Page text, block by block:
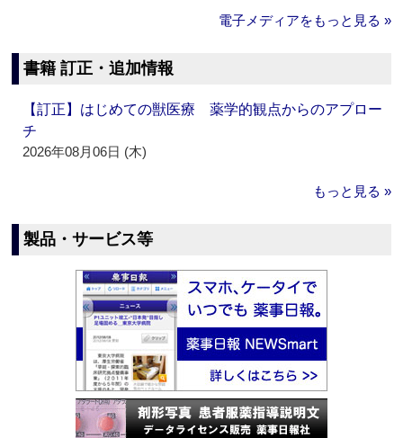
電子メディアをもっと見る »
書籍 訂正・追加情報
【訂正】はじめての獣医療 薬学的観点からのアプロー
チ
2026年08月06日 (木)
もっと見る »
製品・サービス等